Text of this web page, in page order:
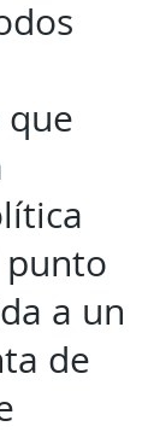
punto
a un
de